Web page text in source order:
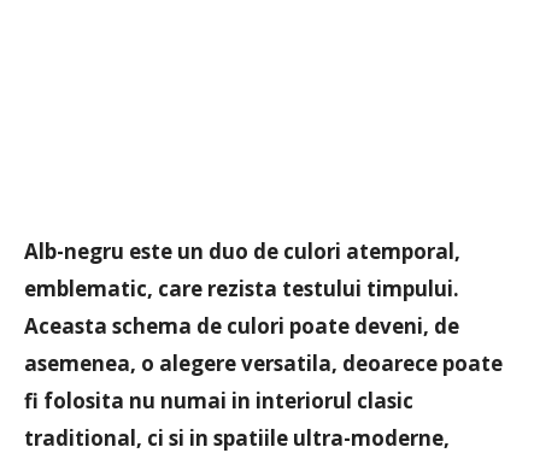
Alb-negru este un duo de culori atemporal,
emblematic, care rezista testului timpului.
Aceasta schema de culori poate deveni, de
asemenea, o alegere versatila, deoarece poate
fi folosita nu numai in interiorul clasic
traditional, ci si in spatiile ultra-moderne,